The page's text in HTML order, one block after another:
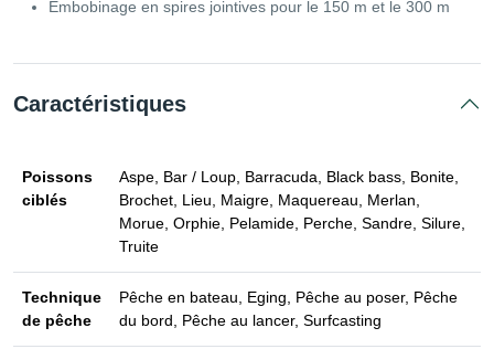
Embobinage en spires jointives pour le 150 m et le 300 m
Caractéristiques
Poissons
ciblés
Aspe, Bar / Loup, Barracuda, Black bass, Bonite,
Brochet, Lieu, Maigre, Maquereau, Merlan,
Morue, Orphie, Pelamide, Perche, Sandre, Silure,
Truite
Technique
de pêche
Pêche en bateau, Eging, Pêche au poser, Pêche
du bord, Pêche au lancer, Surfcasting